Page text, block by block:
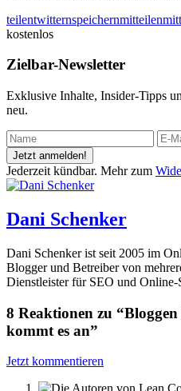
teilentwitternspeichernmitteilen
kostenlos
Zielbar-Newsletter
Exklusive Inhalte, Insider-Tipps
neu.
Jetzt anmelden!
Jederzeit kündbar. Mehr zum
Dani Schenker
Dani Schenker ist seit 2005 im
Blogger und Betreiber von
Dienstleister für SEO und Online-
8 Reaktionen zu
kommt es an”
Jetzt kommentieren